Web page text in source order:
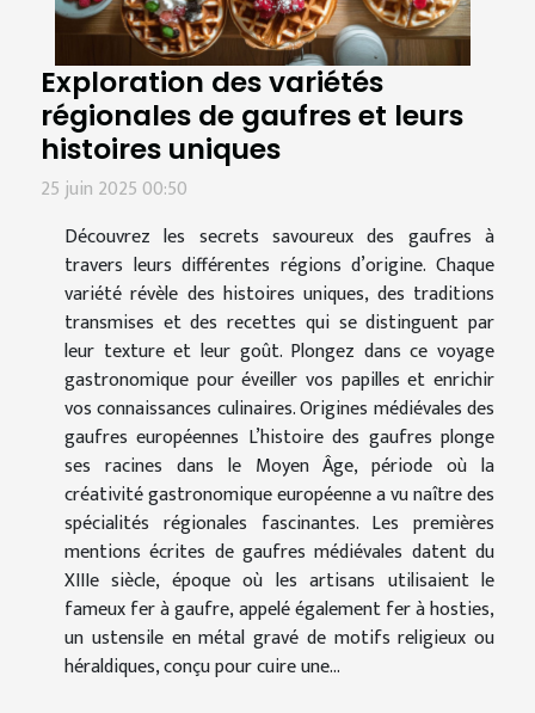
Exploration des variétés
régionales de gaufres et leurs
histoires uniques
25 juin 2025 00:50
Découvrez les secrets savoureux des gaufres à
travers leurs différentes régions d’origine. Chaque
variété révèle des histoires uniques, des traditions
transmises et des recettes qui se distinguent par
leur texture et leur goût. Plongez dans ce voyage
gastronomique pour éveiller vos papilles et enrichir
vos connaissances culinaires. Origines médiévales des
gaufres européennes L’histoire des gaufres plonge
ses racines dans le Moyen Âge, période où la
créativité gastronomique européenne a vu naître des
spécialités régionales fascinantes. Les premières
mentions écrites de gaufres médiévales datent du
XIIIe siècle, époque où les artisans utilisaient le
fameux fer à gaufre, appelé également fer à hosties,
un ustensile en métal gravé de motifs religieux ou
héraldiques, conçu pour cuire une...